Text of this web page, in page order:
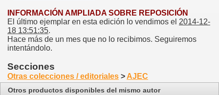
INFORMACIÓN AMPLIADA SOBRE REPOSICIÓN
El último ejemplar en esta edición lo vendimos el 2014-12-
18 13:51:35.
Hace más de un mes que no lo recibimos. Seguiremos
intentándolo.
Secciones
Otras colecciones / editoriales > AJEC
Otros productos disponibles del mismo autor